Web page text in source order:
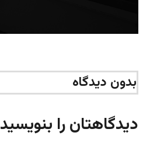
بدون دیدگاه
دیدگاهتان را بنویسید